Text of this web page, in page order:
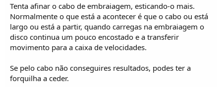
Tenta afinar o cabo de embraiagem, esticando-o mais.
Normalmente o que está a acontecer é que o cabo ou está
largo ou está a partir, quando carregas na embraiagem o
disco continua um pouco encostado e a transferir
movimento para a caixa de velocidades.
Se pelo cabo não conseguires resultados, podes ter a
forquilha a ceder.